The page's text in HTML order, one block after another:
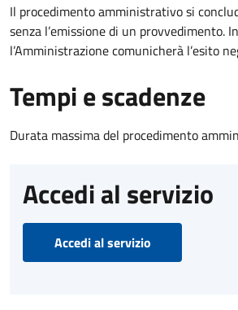
Il procedimento amministrativo si
senza l’emissione di un provvedimento.
l’Amministrazione comunicherà l’esito
Tempi e scadenze
Durata massima del procedimento
Accedi al servizio
Accedi al servizio